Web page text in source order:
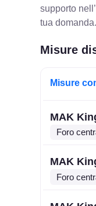
supporto
tua domanda.
Misure
Misure
MAK
Foro
MAK
Foro